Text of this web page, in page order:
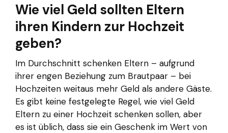
Wie viel Geld sollten Eltern
ihren Kindern zur Hochzeit
geben?
Im Durchschnitt schenken Eltern – aufgrund
ihrer engen Beziehung zum Brautpaar – bei
Hochzeiten weitaus mehr Geld als andere Gäste.
Es gibt keine festgelegte Regel, wie viel Geld
Eltern zu einer Hochzeit schenken sollen, aber
es ist üblich, dass sie ein Geschenk im Wert von